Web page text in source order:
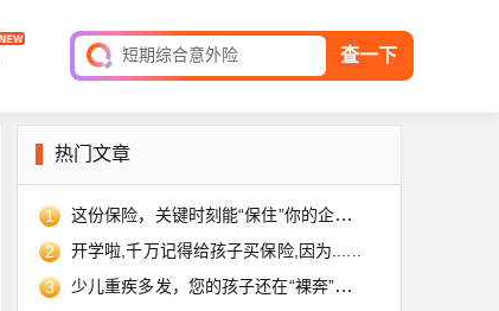
短期综合意外险
查一下
热门文章
1
这份保险，关键时刻能“保住”你的企业！
2
开学啦,千万记得给孩子买保险,因为......
3
少儿重疾多发，您的孩子还在“裸奔”吗？